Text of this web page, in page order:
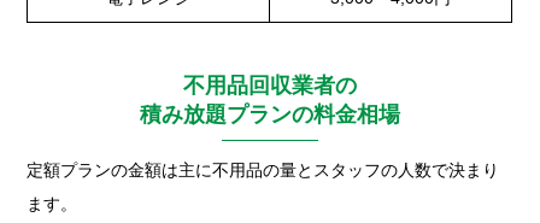
不用品回収業者の
積み放題プランの料金相場
定額プランの金額は主に不用品の量とスタッフの人数で決まり
ます。